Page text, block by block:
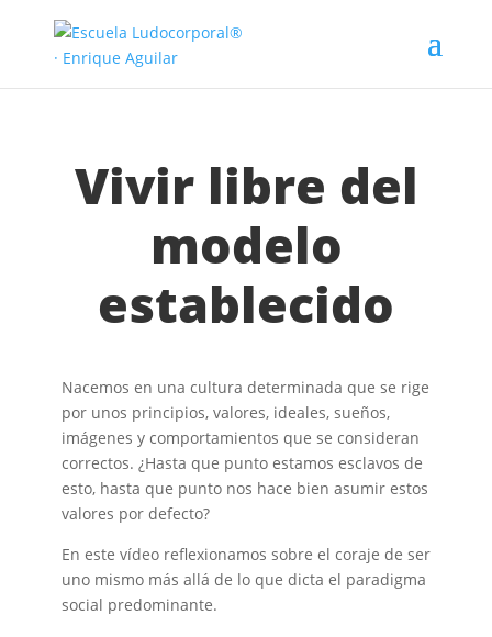
Vivir libre del
modelo
establecido
Nacemos en una cultura determinada que se rige
por unos principios, valores, ideales, sueños,
imágenes y comportamientos que se consideran
correctos. ¿Hasta que punto estamos esclavos de
esto, hasta que punto nos hace bien asumir estos
valores por defecto?
En este vídeo reflexionamos sobre el coraje de ser
uno mismo más allá de lo que dicta el paradigma
social predominante.